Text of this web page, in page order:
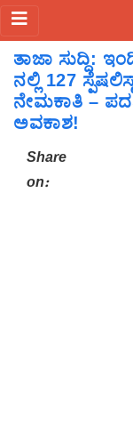
ತಾಜಾ ಸುದ್ದಿ:
ನಲ್ಲಿ 127
ನೇಮಕಾತಿ –
ಅವಕಾಶ!
Share
on: